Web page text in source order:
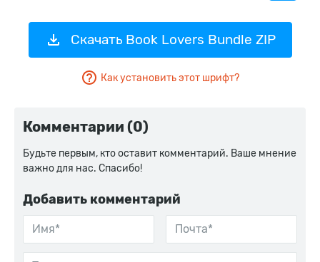
Скачать Book Lovers Bundle ZIP
Как установить этот шрифт?
Комментарии (0)
Будьте первым, кто оставит комментарий. Ваше мнение
важно для нас. Спасибо!
Добавить комментарий